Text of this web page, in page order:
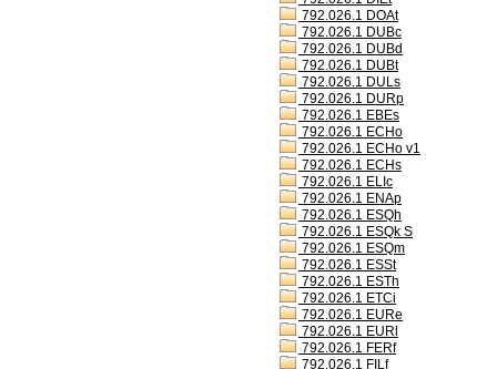
792.026.1 DOAt
792.026.1 DUBc
792.026.1 DUBd
792.026.1 DUBt
792.026.1 DULs
792.026.1 DURp
792.026.1 EBEs
792.026.1 ECHo
792.026.1 ECHo v1
792.026.1 ECHs
792.026.1 ELIc
792.026.1 ENAp
792.026.1 ESQh
792.026.1 ESQk S
792.026.1 ESQm
792.026.1 ESSt
792.026.1 ESTh
792.026.1 ETCi
792.026.1 EURe
792.026.1 EURl
792.026.1 FERf
792.026.1 FILf